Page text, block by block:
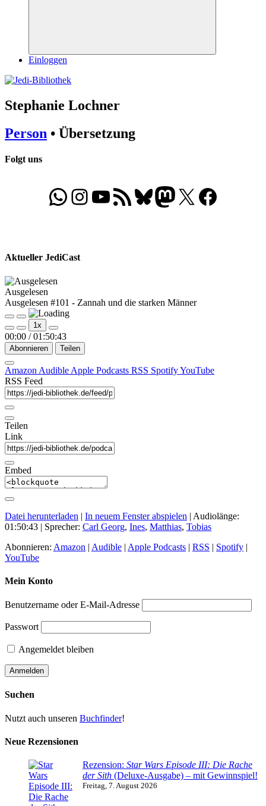
Suchen
Einloggen
Stephanie Lochner
Person • Übersetzung
Folgt uns
WhatsApp
Folgt uns auf Instagram
Besucht unseren YouTube-Kanal
RSS-FeedBluesky
Folgt uns auf Mastodon
X Folgt uns auf
Aktueller JediCast
Ausgelesen
Ausgelesen #101 - Zannah und die starken Männer
Play
Episode
Pause
Episode
1x
00:00 / 01:50:43
Abonnieren Teilen
Amazon Audible Apple Podcasts RSS SpotifyYouTube
RSS Feed
Teilen
Link
Embed
Datei herunterladen | In neuem Fenster abspielen | Audiolänge:
01:50:43 | Sprecher: Carl Georg, Ines, Matthias, Tobias
Abonnieren: Amazon | Audible | Apple Podcasts | RSS | Spotify |
YouTube
Mein Konto
Benutzername oder E-Mail-Adresse
Passwort
Angemeldet bleiben
Suchen
Nutzt auch unseren Buchfinder!
Neue Rezensionen
Rezension: Star Wars Episode III: Die Rache
der Sith (Deluxe-Ausgabe) – mit Gewinnspiel!
Freitag, 7. August 2026